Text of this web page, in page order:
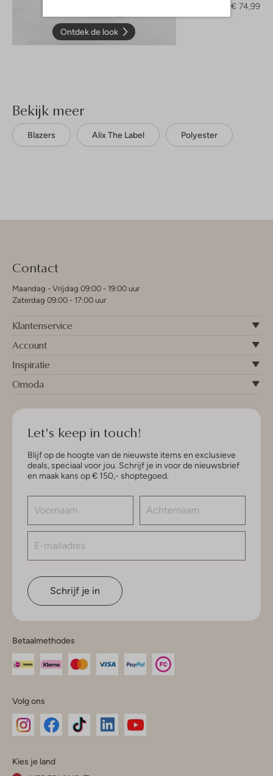
Ontdek de look
€ 74,99
Bekijk meer
Blazers Alix The Label Polyester
Contact
Maandag - Vrijdag 09:00 - 19:00 uur
Zaterdag 09:00 - 17:00 uur
Klantenservice
Account
Inspiratie
Omoda
Let's keep in touch!
Blijf op de hoogte van de nieuwste items en exclusieve
deals, speciaal voor jou. Schrijf je in voor de nieuwsbrief
en maak kans op € 150,- shoptegoed.
Schrijf je in
Betaalmethodes
Volg ons
InstagramFacebook
Kies je land